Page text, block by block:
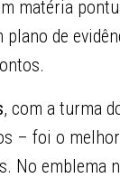
matéria
de
, com a turma
– foi o
No emblema